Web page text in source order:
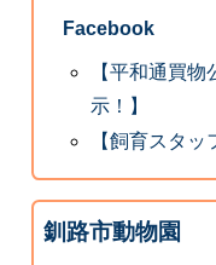
Facebook
【平和通買
示！】
【飼育スタッ
釧路市動物園